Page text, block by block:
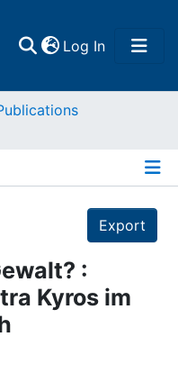
Log In(current)
Export
:
Kyros im